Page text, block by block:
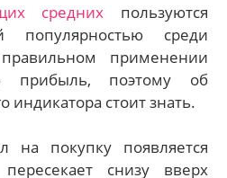
средних пользуются
популярностью среди
применении
прибыль, поэтому об
индикатора стоит знать.
на покупку появляется
снизу вверх